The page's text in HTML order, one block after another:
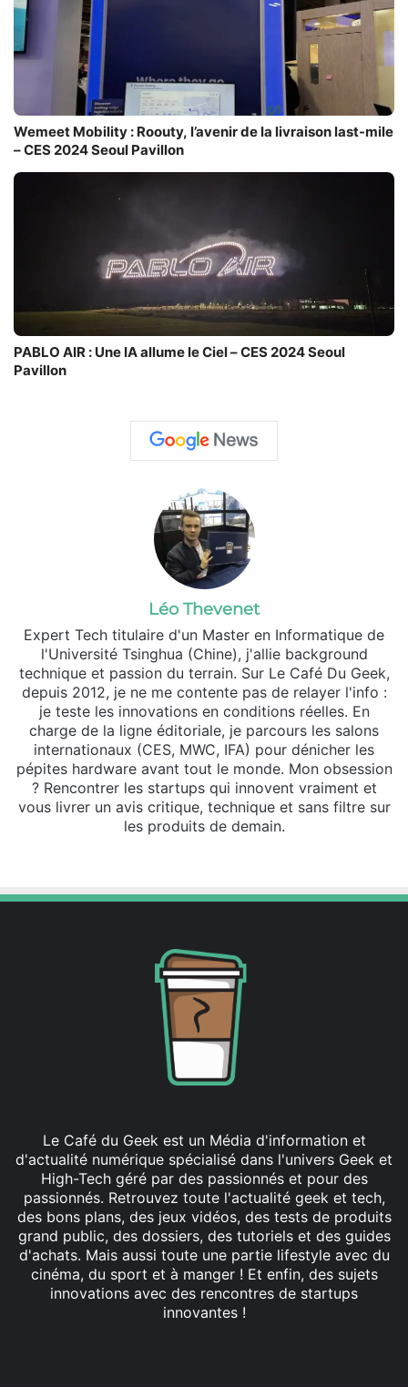
Wemeet Mobility : Roouty, l’avenir de la livraison last-mile
– CES 2024 Seoul Pavillon
PABLO AIR : Une IA allume le Ciel – CES 2024 Seoul
Pavillon
Léo Thevenet
Expert Tech titulaire d'un Master en Informatique de
l'Université Tsinghua (Chine), j'allie background
technique et passion du terrain. Sur Le Café Du Geek,
depuis 2012, je ne me contente pas de relayer l'info :
je teste les innovations en conditions réelles. En
charge de la ligne éditoriale, je parcours les salons
internationaux (CES, MWC, IFA) pour dénicher les
pépites hardware avant tout le monde. Mon obsession
? Rencontrer les startups qui innovent vraiment et
vous livrer un avis critique, technique et sans filtre sur
les produits de demain.
Le Café du Geek est un Média d'information et
d'actualité numérique spécialisé dans l'univers Geek et
High-Tech géré par des passionnés et pour des
passionnés. Retrouvez toute l'actualité geek et tech,
des bons plans, des jeux vidéos, des tests de produits
grand public, des dossiers, des tutoriels et des guides
d'achats. Mais aussi toute une partie lifestyle avec du
cinéma, du sport et à manger ! Et enfin, des sujets
innovations avec des rencontres de startups
innovantes !